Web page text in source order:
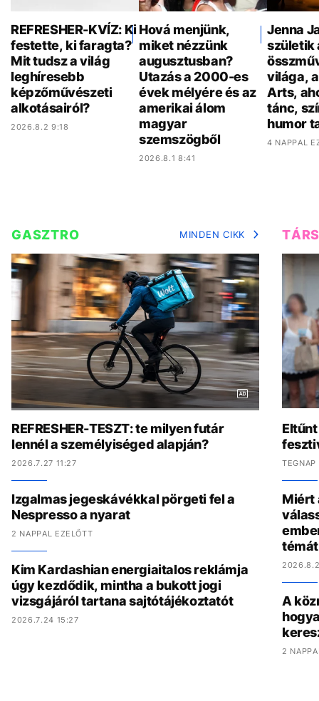
REFRESHER-KVÍZ: Ki
festette, ki faragta?
Mit tudsz a világ
leghíresebb
képzőművészeti
alkotásairól?
2026.8.2 9:18
Hová menjünk,
miket nézzünk
augusztusban?
Utazás a 2000-es
évek mélyére és az
amerikai álom
magyar
szemszögből
2026.8.1 8:41
Jenna
születik
világa,
Arts,
tánc,
humor
4 NAPPAL
GASZTRO MINDEN CIKK
REFRESHER-TESZT: te milyen futár
lennél a személyiséged alapján?
2026.7.27 11:27
Izgalmas jegeskávékkal pörgeti fel a
Nespresso a nyarat
2 NAPPAL EZELŐTT
Kim Kardashian energiaitalos reklámja
úgy kezdődik, mintha a bukott jogi
vizsgájáról tartana sajtótájékoztatót
2026.7.24 15:27
Miért
témát
A
2